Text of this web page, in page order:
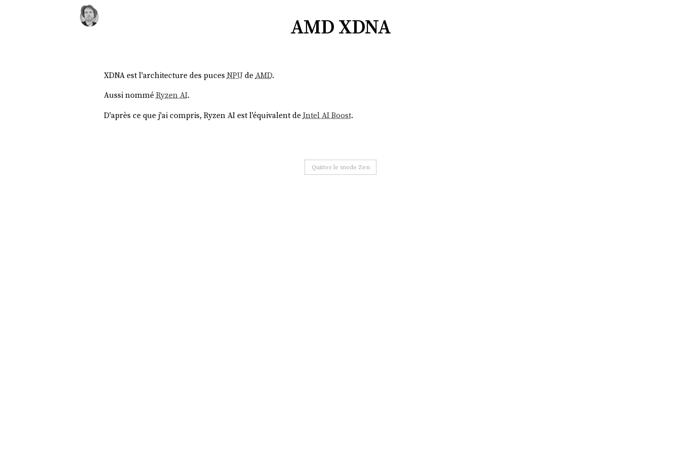
AMD XDNA
XDNA est l'architecture des puces NPUde AMD.
Aussi nomméRyzen AI.
D'après ce que j'ai compris, Ryzen AI est l'équivalent de Intel AI Boost.
Quitter le mode Zen